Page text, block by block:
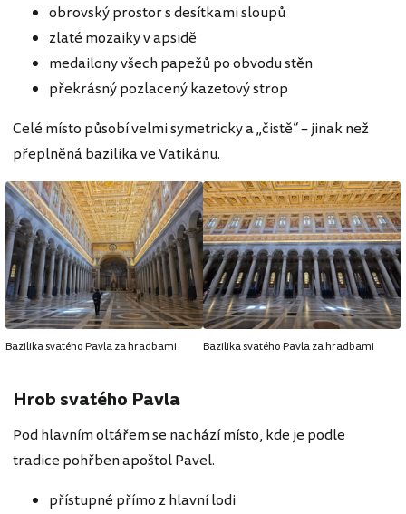
obrovský prostor s desítkami sloupů
zlaté mozaiky v apsidě
medailony všech papežů po obvodu stěn
překrásný pozlacený kazetový strop
Celé místo působí velmi symetricky a „čistě“ – jinak než
přeplněná bazilika ve Vatikánu.
Bazilika svatého Pavla za hradbami Bazilika svatého Pavla za hradbami
Hrob svatého Pavla
Pod hlavním oltářem se nachází místo, kde je podle
tradice pohřben apoštol Pavel.
přístupné přímo z hlavní lodi